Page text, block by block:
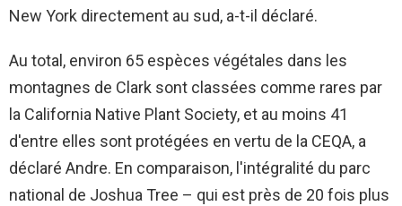
New York directement au sud, a-t-il déclaré.
Au total, environ 65 espèces végétales dans les
montagnes de Clark sont classées comme rares par
la California Native Plant Society, et au moins 41
d'entre elles sont protégées en vertu de la CEQA, a
déclaré Andre. En comparaison, l'intégralité du parc
national de Joshua Tree – qui est près de 20 fois plus